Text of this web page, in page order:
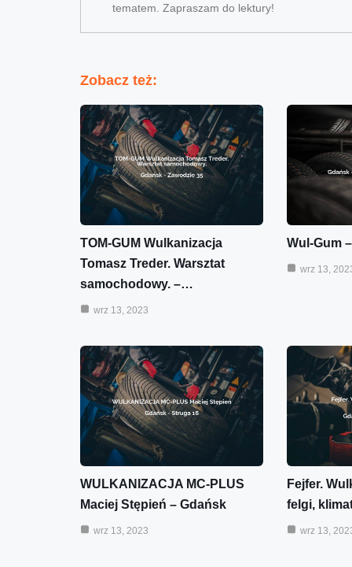
tematem. Zapraszam do lektury!
Zobacz też:
TOM-GUM Wulkanizacja
Tomasz Treder. Warsztat
samochodowy. –…
wrz 13, 2023
Wul-Gum
wrz 13,
WULKANIZACJA MC-PLUS
Maciej Stępień – Gdańsk
wrz 13, 2023
Fejfer.
felgi,
wrz 13,